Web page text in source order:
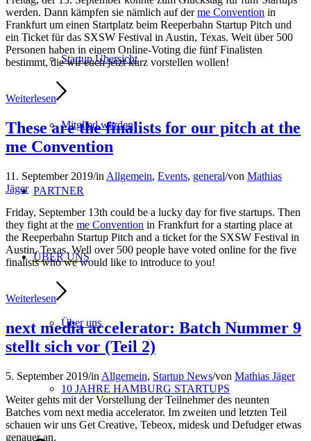
Startup Übersicht
Mitglied werden
PARTNER
ÜBER UNS
Über uns
10 JAHRE HAMBURG STARTUPS
werden. Dann kämpfen sie nämlich auf derme Convention in
Frankfurt um einen Startplatz beim Reeperbahn Startup Pitch und
ein Ticket für das SXSW Festival in Austin, Texas. Weit über 500
Personen haben in einem Online-Voting die fünf Finalisten
bestimmt, die wir euch jetzt kurz vorstellen wollen!
Weiterlesen
These are the finalists for our pitch at the
me Convention
11. September 2019/in Allgemein, Events, general/von Mathias
Jäger
Friday, September 13th could be a lucky day for five startups. Then
they fight at the me Convention in Frankfurt for a starting place at
the Reeperbahn Startup Pitch and a ticket for the SXSW Festival in
Austin, Texas. Well over 500 people have voted online for the five
finalists who we would like to introduce to you!
Weiterlesen
next media accelerator: Batch Nummer 9
stellt sich vor (Teil 2)
5. September 2019/in Allgemein, Startup News/von Mathias Jäger
Weiter gehts mit der Vorstellung der Teilnehmer des neunten
Batches vom next media accelerator. Im zweiten und letzten Teil
schauen wir uns Get Creative, Tebeox, midesk und Defudger etwas
genauer an.